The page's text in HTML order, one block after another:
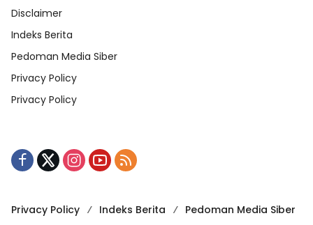
Disclaimer
Indeks Berita
Pedoman Media Siber
Privacy Policy
Privacy Policy
Privacy Policy Indeks Berita Pedoman Media Siber